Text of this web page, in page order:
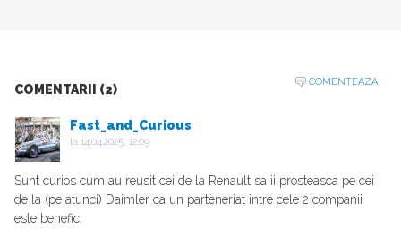
COMENTARII (2)
COMENTEAZA
Fast_and_Curious
la 14.04.2025, 12:09
Sunt curios cum au reusit cei de la Renault sa ii prosteasca pe cei
de la (pe atunci) Daimler ca un parteneriat intre cele 2 companii
este benefic.